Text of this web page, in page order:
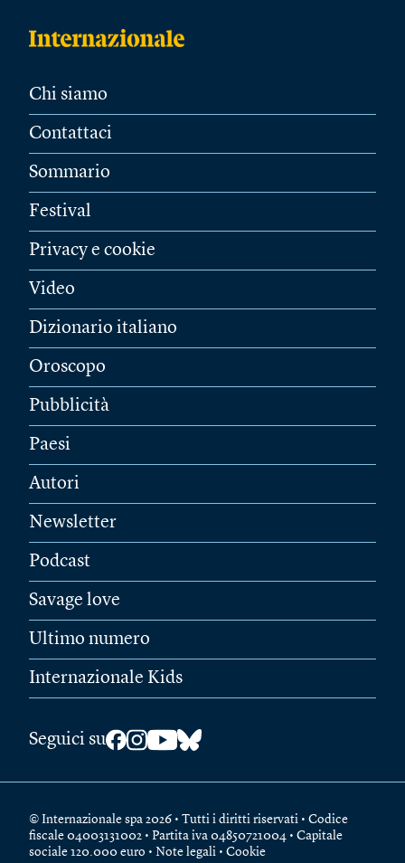
Chi siamo
Contattaci
Sommario
Festival
Privacy e cookie
Video
Dizionario italiano
Oroscopo
Pubblicità
Paesi
Autori
Newsletter
Podcast
Savage love
Ultimo numero
Internazionale Kids
Seguici su
© Internazionale spa 2026 • Tutti i diritti riservati • Codice
fiscale 04003131002 • Partita iva 04850721004 • Capitale
sociale 120.000 euro • Note legali • Cookie